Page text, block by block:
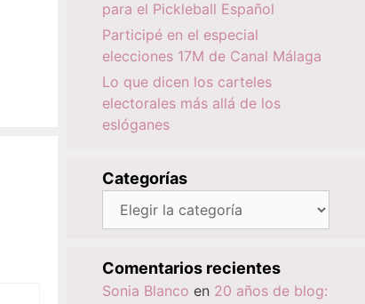
para el Pickleball Español
Participé en el especial
elecciones 17M de Canal Málaga
Lo que dicen los carteles
electorales más allá de los
eslóganes
Categorías
Categorías
Comentarios recientes
Sonia Blanco en 20 años de blog: